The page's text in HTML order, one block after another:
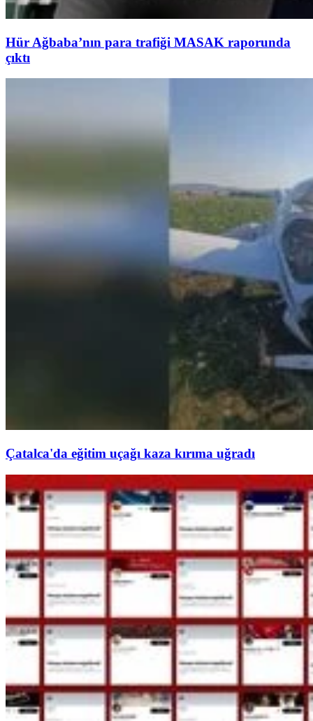
Hür Ağbaba’nın para trafiği MASAK raporunda
çıktı
Çatalca'da eğitim uçağı kaza kırıma uğradı